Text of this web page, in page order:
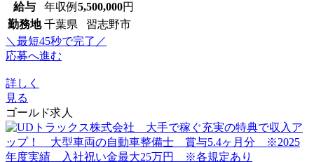
給与 年収例 5,500,000円
勤務地 千葉県 習志野市
＼最短45秒で完了／
応募へ進む
詳しく
見る
ゴールド求人